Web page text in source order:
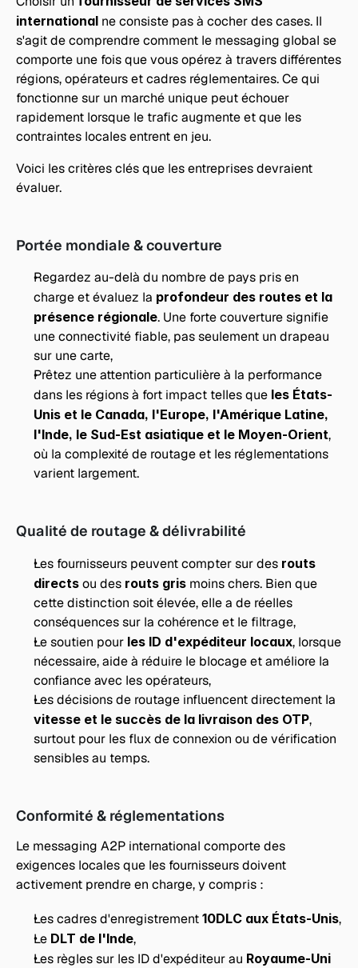
international ne consiste pas à cocher des cases. Il
s'agit de comprendre comment le messaging global se
comporte une fois que vous opérez à travers différentes
régions, opérateurs et cadres réglementaires. Ce qui
fonctionne sur un marché unique peut échouer
rapidement lorsque le trafic augmente et que les
contraintes locales entrent en jeu.
Voici les critères clés que les entreprises devraient
évaluer.
Portée mondiale & couverture
Regardez au-delà du nombre de pays pris en
charge et évaluez la profondeur des routes et la
présence régionale. Une forte couverture signifie
une connectivité fiable, pas seulement un drapeau
sur une carte,
Prêtez une attention particulière à la performance
dans les régions à fort impact telles que les États-
Unis et le Canada, l'Europe, l'Amérique Latine,
l'Inde, le Sud-Est asiatique et le Moyen-Orient,
où la complexité de routage et les réglementations
varient largement.
Qualité de routage & délivrabilité
Les fournisseurs peuvent compter sur des routs
directs ou des routs gris moins chers. Bien que
cette distinction soit élevée, elle a de réelles
conséquences sur la cohérence et le filtrage,
Le soutien pour les ID d'expéditeur locaux, lorsque
nécessaire, aide à réduire le blocage et améliore la
confiance avec les opérateurs,
vitesse et le succès de la livraison des OTP,
surtout pour les flux de connexion ou de vérification
sensibles au temps.
Conformité & réglementations
Le messaging A2P international comporte des
exigences locales que les fournisseurs doivent
activement prendre en charge, y compris :
Les cadres d'enregistrement 10DLC aux États-Unis,
Le DLT de l'Inde,
Les règles sur les ID d'expéditeur au Royaume-Uni